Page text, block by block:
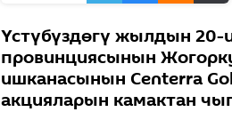
Үстүбүздөгү жылдын
провинциясынын
ишканасынын Centerra
акцияларын камактан